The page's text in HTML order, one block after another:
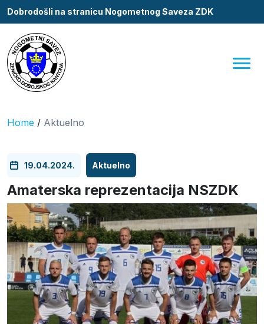
Dobrodošli na stranicu Nogometnog Saveza ZDK
Home / Aktuelno
19.04.2024. Aktuelno
Amaterska reprezentacija NSZDK